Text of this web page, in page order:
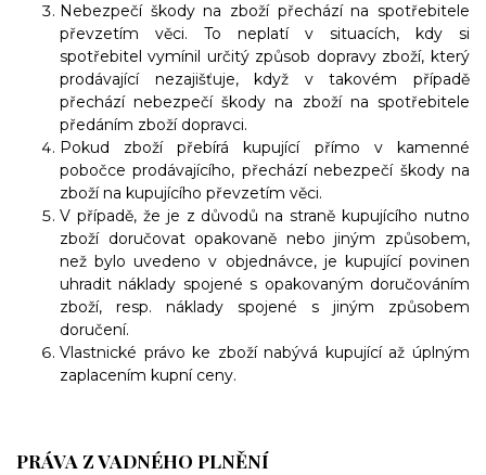
Nebezpečí škody na zboží přechází na spotřebitele
převzetím věci. To neplatí v situacích, kdy si
spotřebitel vymínil určitý způsob dopravy zboží, který
prodávající nezajišťuje, když v takovém případě
přechází nebezpečí škody na zboží na spotřebitele
předáním zboží dopravci.
Pokud zboží přebírá kupující přímo v kamenné
pobočce prodávajícího, přechází nebezpečí škody na
zboží na kupujícího převzetím věci.
V případě, že je z důvodů na straně kupujícího nutno
zboží doručovat opakovaně nebo jiným způsobem,
než bylo uvedeno v objednávce, je kupující povinen
uhradit náklady spojené s opakovaným doručováním
zboží, resp. náklady spojené s jiným způsobem
doručení.
Vlastnické právo ke zboží nabývá kupující až úplným
zaplacením kupní ceny.
PRÁVA Z VADNÉHO PLNĚNÍ